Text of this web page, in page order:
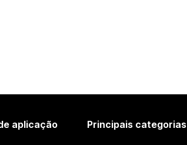
aplicação Principais categorias